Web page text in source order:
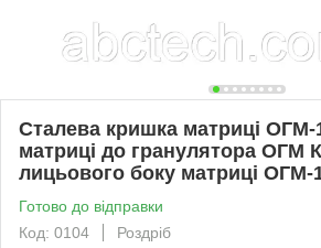
Сталева кришка матриці
матриці до гранулятора ОГМ
лицьового боку матриці ОГМ-
Готово до відправки
Код: 0104
Роздріб